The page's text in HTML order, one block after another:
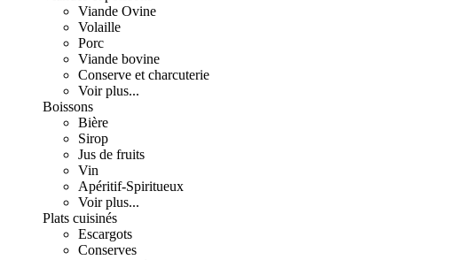
Viande Ovine
Volaille
Porc
Viande bovine
Conserve et charcuterie
Voir plus...
Boissons
Bière
Sirop
Jus de fruits
Vin
Apéritif-Spiritueux
Voir plus...
Plats cuisinés
Escargots
Conserves